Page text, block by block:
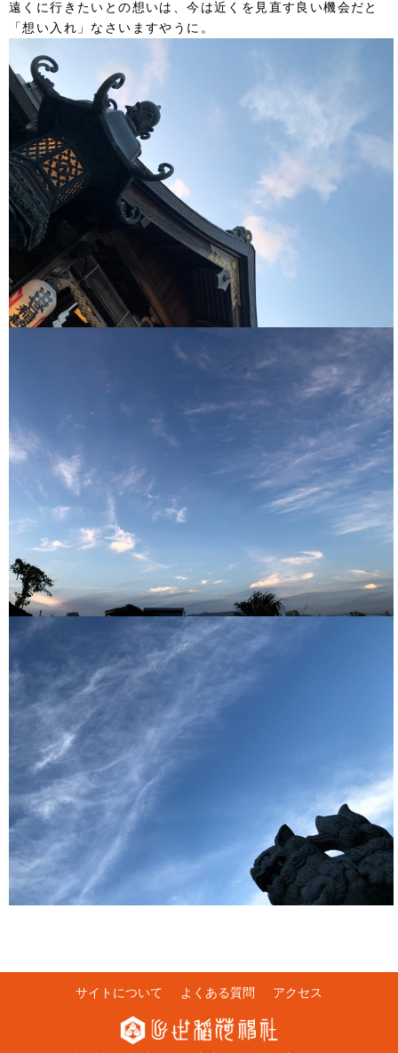
遠くに行きたいとの想いは、今は近くを見直す良い機会だと
「想い入れ」なさいますやうに。
サイトについて よくある質問 アクセス